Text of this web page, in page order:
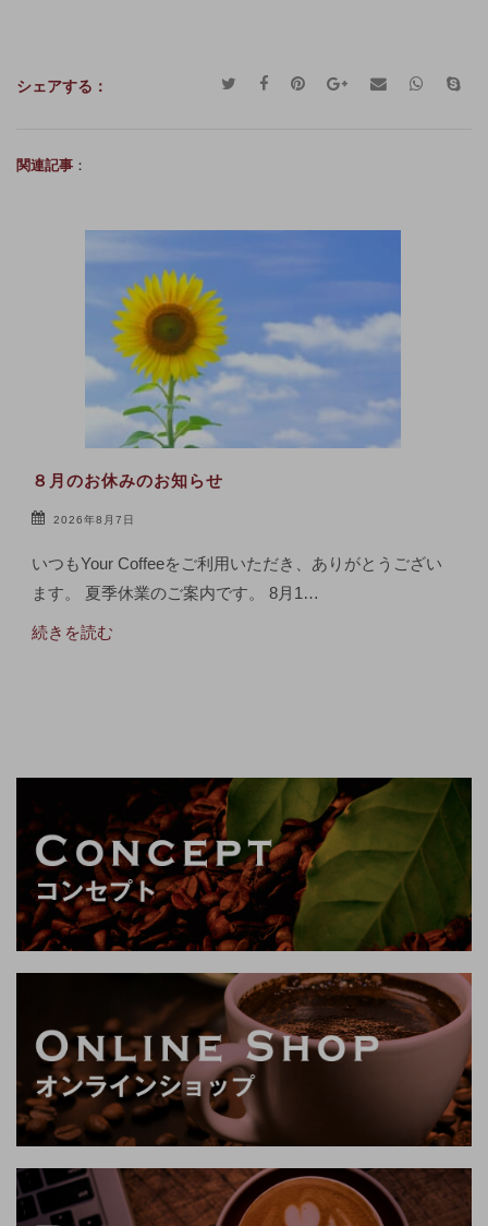
シェアする：
関連記事
８月のお休みのお知らせ
2026年8月7日
いつもYour Coffeeをご利用いただき、ありがとうござい
ます。 夏季休業のご案内です。 8月1…
続きを読む